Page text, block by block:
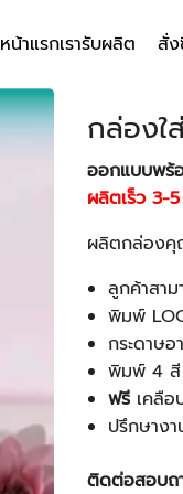
หน้าแรกเรารับผลิต สั่
กล่อง
ออกแบบพร้
ผลิตเร็ว 3-
ผลิตกล่องคุ
ลูกค้าสาม
พิมพ์
กระดาษ
พิมพ์ 4
ฟรี เคลือ
ปรึกษาง
ติดต่อสอบถ